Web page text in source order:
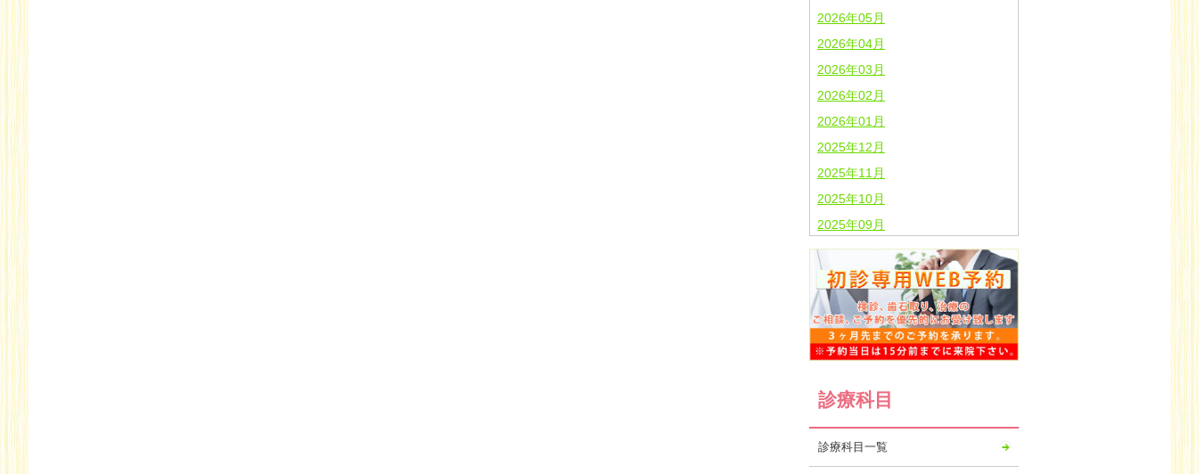
2026年05月
2026年04月
2026年03月
2026年02月
2026年01月
2025年12月
2025年11月
2025年10月
2025年09月
2025年08月
2025年07月
2025年06月
2025年05月
2025年04月
2025年02月
2025年01月
2024年12月
診療科目
診療科目一覧